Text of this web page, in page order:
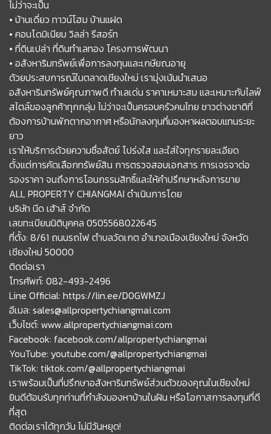
ไม่ว่าจะเป็น
• บ้านเดี่ยว ทาวน์โฮม บ้านแฝด
• คอนโดมิเนียม วิลล่า รีสอร์ท
• ที่ดินเปล่า ที่ดินทำเลทอง โครงการพัฒนา
• อสังหาริมทรัพย์เพื่อการลงทุนและเกษียณอายุ
ด้วยประสบการณ์ในตลาดเชียงใหม่ เรามุ่งเน้นนำเสนอ
อสังหาริมทรัพย์คุณภาพดี ทำเลเด่น ราคาเหมาะสม และเหมาะกับไลฟ์
สไตล์ของลูกค้าทุกกลุ่ม ไม่ว่าจะเป็นครอบครัวคนไทย ชาวต่างชาติที่
ต้องการบ้านพักตากอากาศ หรือนักลงทุนที่มองหาผลตอบแทนระยะ
ยาว
เราให้บริการด้วยความซื่อสัตย์ โปร่งใส และใส่ใจทุกรายละเอียด
ตั้งแต่การคัดเลือกทรัพย์สิน การตรวจสอบเอกสาร การเจรจาต่อ
รองราคา จนถึงการโอนกรรมสิทธิ์และให้คำปรึกษาหลังการขาย
ALL PROPERTY CHIANGMAI ดำเนินการโดย
บริษัท นีด เฮ้าส์ จำกัด
เลขทะเบียนนิติบุคคล 0505568022645
ที่ตั้ง: 8/61 ถนนรถไฟ ตำบลวัดเกต อำเภอเมืองเชียงใหม่ จังหวัด
เชียงใหม่ 50000
ติดต่อเรา
โทรศัพท์: 082-493-2496
Line Official: https://lin.ee/D0GWMZJ
อีเมล: sales@allpropertychiangmai.com
เว็บไซต์: www.allpropertychiangmai.com
Facebook: facebook.com/allpropertychiangmai
YouTube: youtube.com/@allpropertychiangmai
TikTok: tiktok.com/@allpropertychiangmai
เราพร้อมเป็นที่ปรึกษาอสังหาริมทรัพย์ส่วนตัวของคุณในเชียงใหม่
ยินดีต้อนรับทุกท่านที่กำลังมองหาบ้านในฝัน หรือโอกาสการลงทุนที่ดี
ที่สุด
ติดต่อเราได้ทุกวัน ไม่มีวันหยุด!